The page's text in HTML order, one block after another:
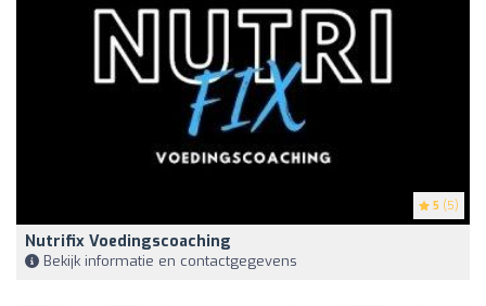
5 (5)
Nutrifix Voedingscoaching
Bekijk informatie en contactgegevens